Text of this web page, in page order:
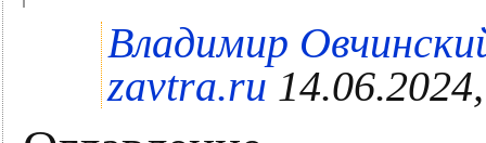
Владимир
zavtra.ru